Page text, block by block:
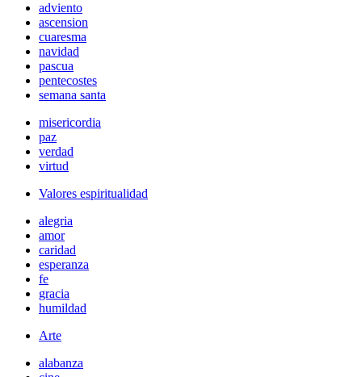
adviento
ascension
cuaresma
navidad
pascua
pentecostes
semana santa
misericordia
paz
verdad
virtud
Valores espiritualidad
alegria
amor
caridad
esperanza
fe
gracia
humildad
Arte
alabanza